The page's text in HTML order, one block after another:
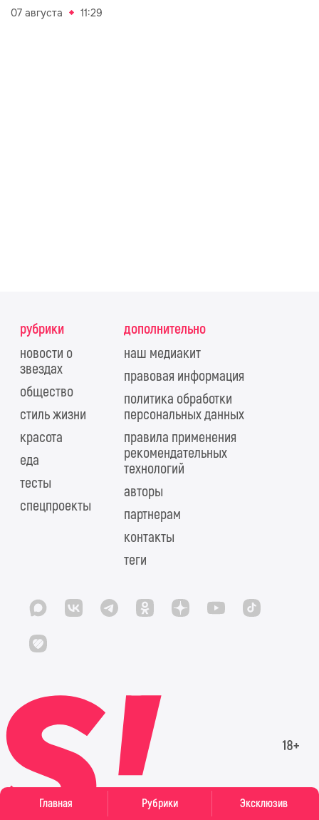
Главная Рубрики Эксклюзив
07 августа 11:29
рубрики
новости о
звездах
общество
стиль жизни
красота
еда
тесты
спецпроекты
дополнительно
наш медиакит
правовая информация
политика обработки
персональных данных
правила применения
рекомендательных
технологий
авторы
партнерам
контакты
теги